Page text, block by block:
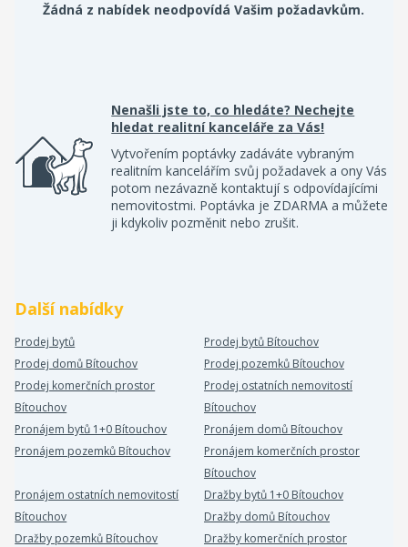
Žádná z nabídek neodpovídá Vašim požadavkům.
Nenašli jste to, co hledáte? Nechejte
hledat realitní kanceláře za Vás!
Vytvořením poptávky zadáváte vybraným
realitním kancelářím svůj požadavek a ony Vás
potom nezávazně kontaktují s odpovídajícími
nemovitostmi. Poptávka je ZDARMA a můžete
ji kdykoliv pozměnit nebo zrušit.
Další nabídky
Prodej bytů
Prodej bytů Bítouchov
Prodej domů Bítouchov
Prodej pozemků Bítouchov
Prodej komerčních prostor
Bítouchov
Prodej ostatních nemovitostí
Bítouchov
Pronájem bytů 1+0 Bítouchov
Pronájem domů Bítouchov
Pronájem pozemků Bítouchov
Pronájem komerčních prostor
Bítouchov
Pronájem ostatních nemovitostí
Bítouchov
Dražby bytů 1+0 Bítouchov
Dražby domů Bítouchov
Dražby pozemků Bítouchov
Dražby komerčních prostor